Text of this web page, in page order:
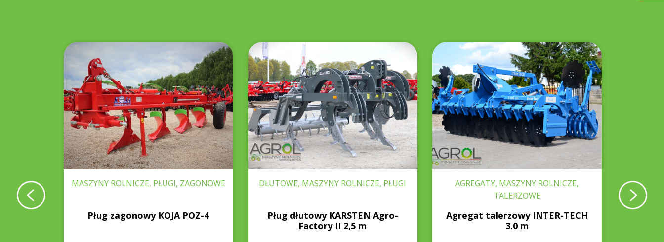
MASZYNY ROLNICZE, PŁUGI, ZAGONOWE
Pług zagonowy KOJA POZ-4
DŁUTOWE, MASZYNY ROLNICZE, PŁUGI
Pług dłutowy KARSTEN Agro-
Factory II 2,5 m
AGREGATY, MASZYNY ROLNICZE,
TALERZOWE
Agregat talerzowy INTER-TECH
3.0 m